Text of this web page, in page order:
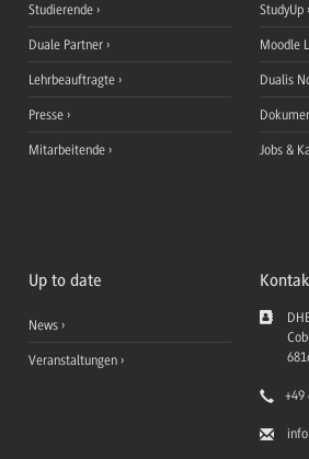
Studierende
Duale Partner
Lehrbeauftragte
Presse
Mitarbeitende
StudyUp
Moodle
Dualis
Jobs &
Up to date
News
Veranstaltungen
+49